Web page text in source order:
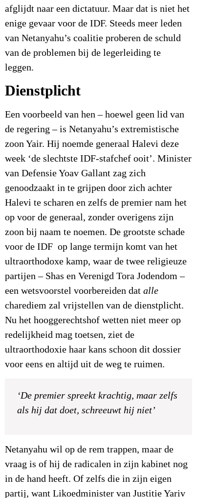
afglijdt naar een dictatuur. Maar dat is niet het
enige gevaar voor de IDF. Steeds meer leden
van Netanyahu’s coalitie proberen de schuld
van de problemen bij de legerleiding te
leggen.
Dienstplicht
Een voorbeeld van hen – hoewel geen lid van
de regering – is Netanyahu’s extremistische
zoon Yair. Hij noemde generaal Halevi deze
week ‘de slechtste IDF-stafchef ooit’. Minister
van Defensie Yoav Gallant zag zich
genoodzaakt in te grijpen door zich achter
Halevi te scharen en zelfs de premier nam het
op voor de generaal, zonder overigens zijn
zoon bij naam te noemen. De grootste schade
voor de IDF op lange termijn komt van het
ultraorthodoxe kamp, waar de twee religieuze
partijen – Shas en Verenigd Tora Jodendom –
een wetsvoorstel voorbereiden dat alle
charediem zal vrijstellen van de dienstplicht.
Nu het hooggerechtshof wetten niet meer op
redelijkheid mag toetsen, ziet de
ultraorthodoxie haar kans schoon dit dossier
voor eens en altijd uit de weg te ruimen.
‘De premier spreekt krachtig, maar zelfs
als hij dat doet, schreeuwt hij niet’
Netanyahu wil op de rem trappen, maar de
vraag is of hij de radicalen in zijn kabinet nog
in de hand heeft. Of zelfs die in zijn eigen
partij, want Likoedminister van Justitie Yariv